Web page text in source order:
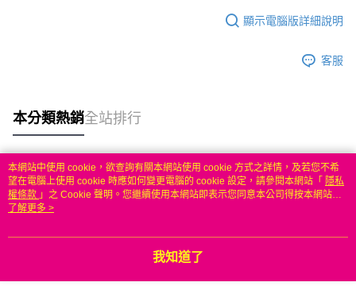
顯示電腦版詳細說明
客服
本分類熱銷全站排行
熱門標籤
本網站中使用 cookie，欲查詢有關本網站使用 cookie 方式之詳情，及若您不希
望在電腦上使用 cookie 時應如何變更電腦的 cookie 設定，請參閱本網站「 隱私
權條款 」之 Cookie 聲明。您繼續使用本網站即表示您同意本公司得按本網站使
用條款之 Cookie 聲明使用 cookie。
了解更多 >
我知道了